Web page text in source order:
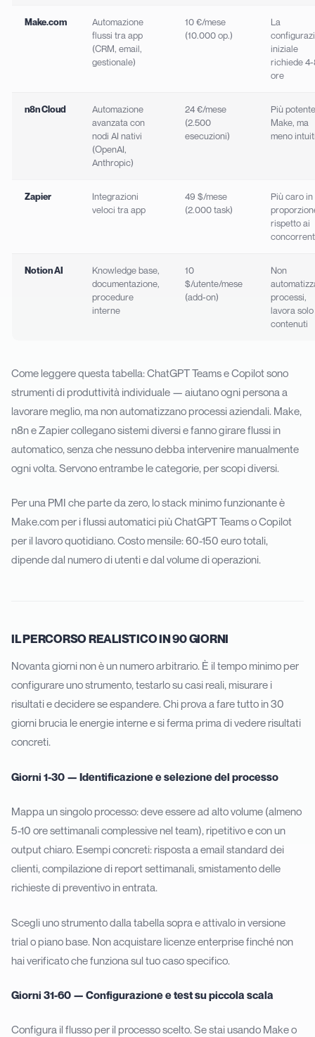
Make.com
Automazione
flussi tra app
(CRM, email,
gestionale)
10 €/mese
(10.000 op.)
La
iniziale
richiede
ore
n8n Cloud
Automazione
avanzata con
nodi AI nativi
(OpenAI,
Anthropic)
24 €/mese
(2.500
esecuzioni)
Più
Make, ma
meno
Zapier
Integrazioni
veloci tra app
49 $/mese
(2.000 task)
Più caro in
rispetto ai
Notion AI
Knowledge base,
documentazione,
procedure
interne
10
$/utente/mese
(add-on)
Non
processi,
lavora solo
contenuti
Come leggere questa tabella: ChatGPT Teams e Copilot sono
strumenti di produttività individuale — aiutano ogni persona a
lavorare meglio, ma non automatizzano processi aziendali. Make,
n8n e Zapier collegano sistemi diversi e fanno girare flussi in
automatico, senza che nessuno debba intervenire manualmente
ogni volta. Servono entrambe le categorie, per scopi diversi.
Per una PMI che parte da zero, lo stack minimo funzionante è
Make.com per i flussi automatici più ChatGPT Teams o Copilot
per il lavoro quotidiano. Costo mensile: 60-150 euro totali,
dipende dal numero di utenti e dal volume di operazioni.
IL PERCORSO REALISTICO IN 90 GIORNI
Novanta giorni non è un numero arbitrario. È il tempo minimo per
configurare uno strumento, testarlo su casi reali, misurare i
risultati e decidere se espandere. Chi prova a fare tutto in 30
giorni brucia le energie interne e si ferma prima di vedere risultati
concreti.
Giorni 1-30 — Identificazione e selezione del processo
Mappa un singolo processo: deve essere ad alto volume (almeno
5-10 ore settimanali complessive nel team), ripetitivo e con un
output chiaro. Esempi concreti: risposta a email standard dei
clienti, compilazione di report settimanali, smistamento delle
richieste di preventivo in entrata.
Scegli uno strumento dalla tabella sopra e attivalo in versione
trial o piano base. Non acquistare licenze enterprise finché non
hai verificato che funziona sul tuo caso specifico.
Giorni 31-60 — Configurazione e test su piccola scala
Configura il flusso per il processo scelto. Se stai usando Make o